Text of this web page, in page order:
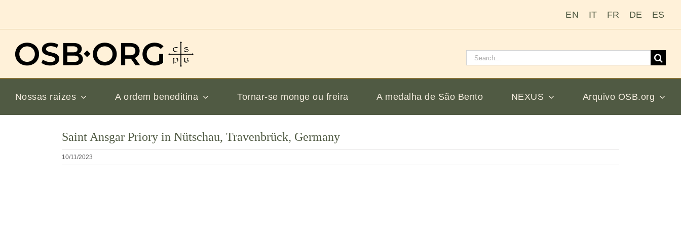
conteúdo
EN IT FR DE ES
Pesquisar
Nossas raízes A ordem beneditina Tornar-se monge ou freira A medalha de São Bento NEXUS Arquivo OSB.org
Saint Ansgar Priory in Nütschau, Travenbrück, Germany
10/11/2023